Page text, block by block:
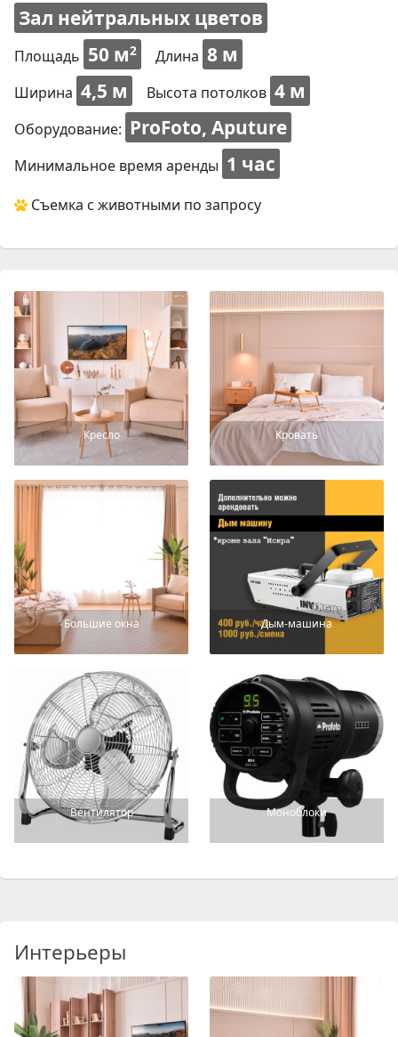
Зал нейтральных цветов
Площадь 50 м2 Длина 8 м
Ширина 4,5 м Высота потолков 4 м
Оборудование: ProFoto, Aputure
Минимальное время аренды 1 час
Съемка с животными по запросу
Кресло Кровать
Большие окна Дым-машина
Вентилятор Моноблоки
Интерьеры